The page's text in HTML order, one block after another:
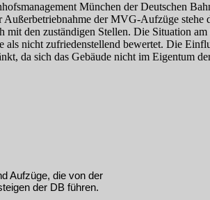
München der Deutschen
Außerbetriebnahme der MVG-Aufzüge stehe
mit den zuständigen Stellen. Die Situation
als nicht zufriedenstellend bewertet. Die
da sich das Gebäude nicht im Eigentum
Aufzüge, die von der
der DB führen.